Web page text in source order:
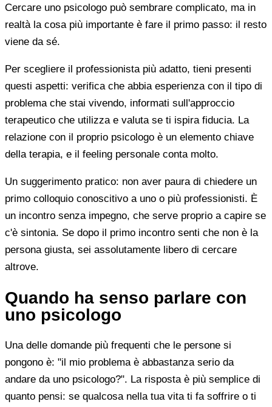
Cercare uno psicologo può sembrare complicato, ma in
realtà la cosa più importante è fare il primo passo: il resto
viene da sé.
Per scegliere il professionista più adatto, tieni presenti
questi aspetti: verifica che abbia esperienza con il tipo di
problema che stai vivendo, informati sull'approccio
terapeutico che utilizza e valuta se ti ispira fiducia. La
relazione con il proprio psicologo è un elemento chiave
della terapia, e il feeling personale conta molto.
Un suggerimento pratico: non aver paura di chiedere un
primo colloquio conoscitivo a uno o più professionisti. È
un incontro senza impegno, che serve proprio a capire se
c'è sintonia. Se dopo il primo incontro senti che non è la
persona giusta, sei assolutamente libero di cercare
altrove.
Quando ha senso parlare con
uno psicologo
Una delle domande più frequenti che le persone si
pongono è: "il mio problema è abbastanza serio da
andare da uno psicologo?". La risposta è più semplice di
quanto pensi: se qualcosa nella tua vita ti fa soffrire o ti